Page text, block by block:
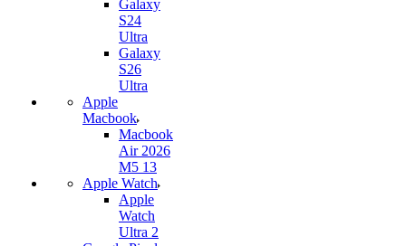
Galaxy
S24
Ultra
Galaxy
S26
Ultra
Apple
Macbook
Macbook
Air 2026
M5 13
Apple Watch
Apple
Watch
Ultra 2